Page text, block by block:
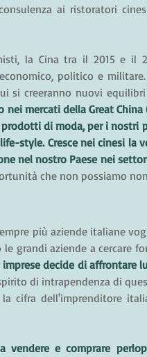
ai ristoratori
la Cina tra il 2015 e il
politico e
si creeranno nuovi
mercati della Great China
di moda, per i
style. Cresce nei cinesi la
nel nostro Paese nei
che non possiamo
più aziende italiane
decide di affrontare
di intrapendenza di
cifra dell'imprenditore
e comprare